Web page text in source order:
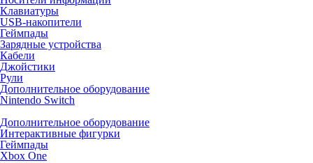
Клавиатуры
USB-накопители
Геймпады
Зарядные устройства
Кабели
Джойстики
Рули
Дополнительное оборудование
Nintendo Switch
Дополнительное оборудование
Интерактивные фигурки
Геймпады
Xbox One